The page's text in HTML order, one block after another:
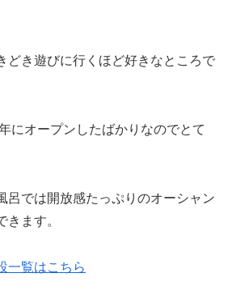
どき遊びに行くほど好きなところで
にオープンしたばかりなのでとて
呂では開放感たっぷりのオーシャン
きます。
一覧はこちら